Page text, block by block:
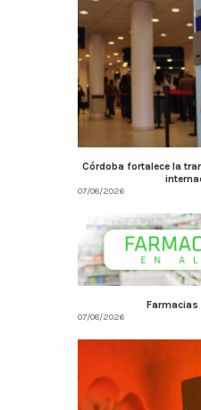
Córdoba fortalece la
07/08/2026
Farmacias
07/08/2026